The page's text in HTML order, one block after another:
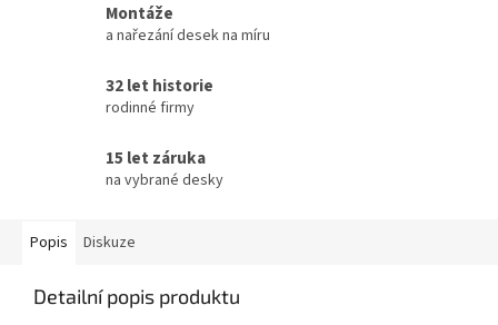
Montáže
a nařezání desek na míru
32 let historie
rodinné firmy
15 let záruka
na vybrané desky
Popis Diskuze
Detailní popis produktu